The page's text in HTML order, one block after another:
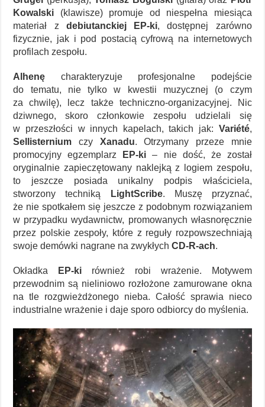
Kowalski (klawisze) promuje od niespełna miesiąca
materiał z debiutanckiej EP-ki, dostępnej zarówno
fizycznie, jak i pod postacią cyfrową na internetowych
profilach zespołu.
Alhenę charakteryzuje profesjonalne podejście
do tematu, nie tylko w kwestii muzycznej (o czym
za chwilę), lecz także techniczno-organizacyjnej. Nic
dziwnego, skoro członkowie zespołu udzielali się
w przeszłości w innych kapelach, takich jak: Variété,
Sellisternium czy Xanadu. Otrzymany przeze mnie
promocyjny egzemplarz
EP-ki – nie dość, że został
oryginalnie zapieczętowany naklejką z logiem zespołu,
to jeszcze posiada unikalny podpis właściciela,
stworzony techniką
LightScribe. Muszę przyznać,
że nie spotkałem się jeszcze z podobnym rozwiązaniem
w przypadku wydawnictw, promowanych własnoręcznie
przez polskie zespoły, które z reguły rozpowszechniają
swoje demówki nagrane na zwykłychCD-R-ach.
Okładka EP-ki również robi wrażenie. Motywem
przewodnim są nieliniowo rozłożone zamurowane okna
na tle rozgwieżdżonego nieba. Całość sprawia nieco
industrialne wrażenie i daje sporo odbiorcy do myślenia.